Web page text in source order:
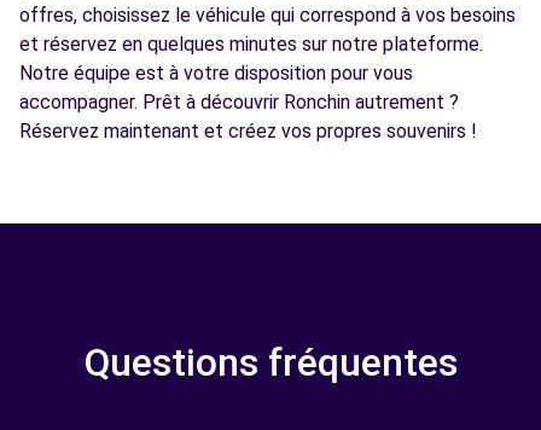
offres, choisissez le véhicule qui correspond à vos besoins
et réservez en quelques minutes sur notre plateforme.
Notre équipe est à votre disposition pour vous
accompagner. Prêt à découvrir Ronchin autrement ?
Réservez maintenant et créez vos propres souvenirs !
Questions fréquentes